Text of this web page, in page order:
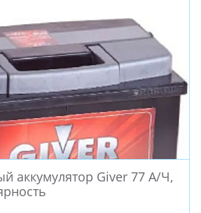
аккумулятор Giver 77 А/Ч,